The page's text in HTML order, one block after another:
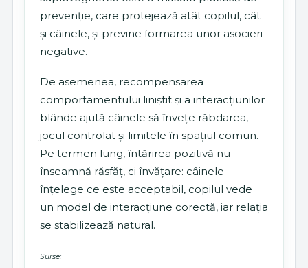
prevenție, care protejează atât copilul, cât
și câinele, și previne formarea unor asocieri
negative.
De asemenea, recompensarea
comportamentului liniștit și a interacțiunilor
blânde ajută câinele să învețe răbdarea,
jocul controlat și limitele în spațiul comun.
Pe termen lung, întărirea pozitivă nu
înseamnă răsfăț, ci învățare: câinele
înțelege ce este acceptabil, copilul vede
un model de interacțiune corectă, iar relația
se stabilizează natural.
Surse: